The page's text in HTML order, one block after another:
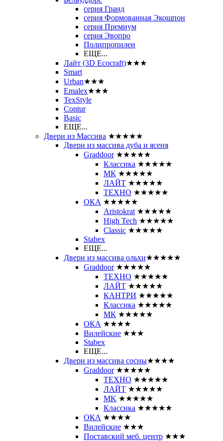
серия Гранд
серия Формованная Экошпон
серия Премиум
серия Эвопро
Полипропилен
ЕЩЕ...
Лайт (3D Ecocraft)★★★
Smart
Urban★★★
Emalex★★★
TexStyle
Contur
Basic
ЕЩЕ...
Двери из Массива ★★★★★
Двери из массива дуба и ясеня
Graddoor ★★★★★
Классика ★★★★★
МК ★★★★★
ЛАЙТ ★★★★★
ТЕХНО ★★★★★
ОКА ★★★★★
Aristokrat ★★★★★
High Tech ★★★★★
Classic ★★★★★
Stabex
ЕЩЕ...
Двери из массива ольхи★★★★★
Graddoor ★★★★★
ТЕХНО ★★★★★
ЛАЙТ ★★★★★
КАНТРИ ★★★★★
Классика ★★★★★
МК ★★★★★
ОКА ★★★★
Вилейские ★★★
Stabex
ЕЩЕ...
Двери из массива сосны★★★★
Graddoor ★★★★★
ТЕХНО ★★★★★
ЛАЙТ ★★★★★
MK ★★★★★
Классика ★★★★★
ОКА ★★★★
Вилейские ★★★
Поставский меб. центр ★★★